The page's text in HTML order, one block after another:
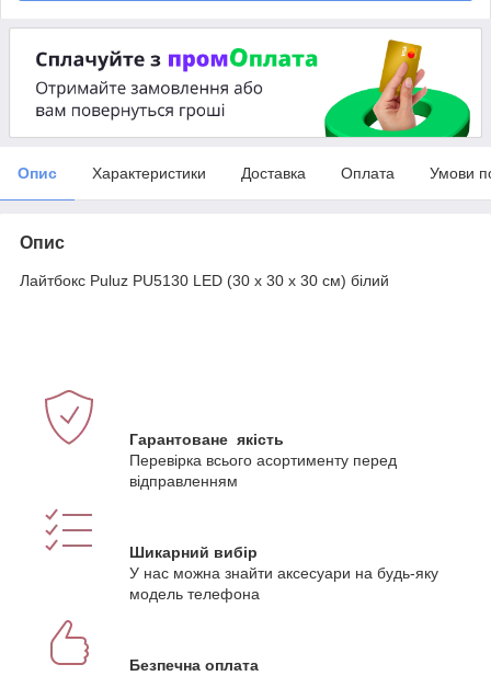
Опис Характеристики Доставка Оплата Умови
Опис
Лайтбокс Puluz PU5130 LED (30 х 30 х 30 см) білий
Гарантоване якість
Перевірка всього асортименту перед
відправленням
Шикарний вибір
У нас можна знайти аксесуари на будь-яку
модель телефона
Безпечна оплата